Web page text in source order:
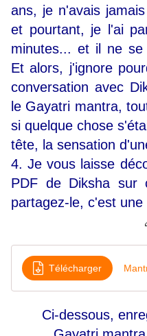
ans, je n'avais
et pourtant, je l'ai
minutes... et il ne se
Et alors, j'ignore
conversation avec
le Gayatri mantra,
si quelque chose
tête, la sensation
4. Je vous laisse
PDF de Diksha sur
partagez-le, c'est une
Télécharger
Ci-dessous,